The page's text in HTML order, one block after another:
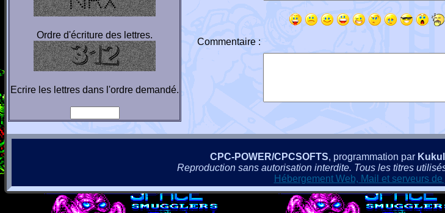
Ordre d'écriture des lettres.
Ecrire les lettres dans l'ordre demandé.
Commentaire :
CPC-POWER/CPCSOFTS, programmation par
Reproduction sans autorisation interdite. Tous les titres
Hébergement Web, Mail et serveurs